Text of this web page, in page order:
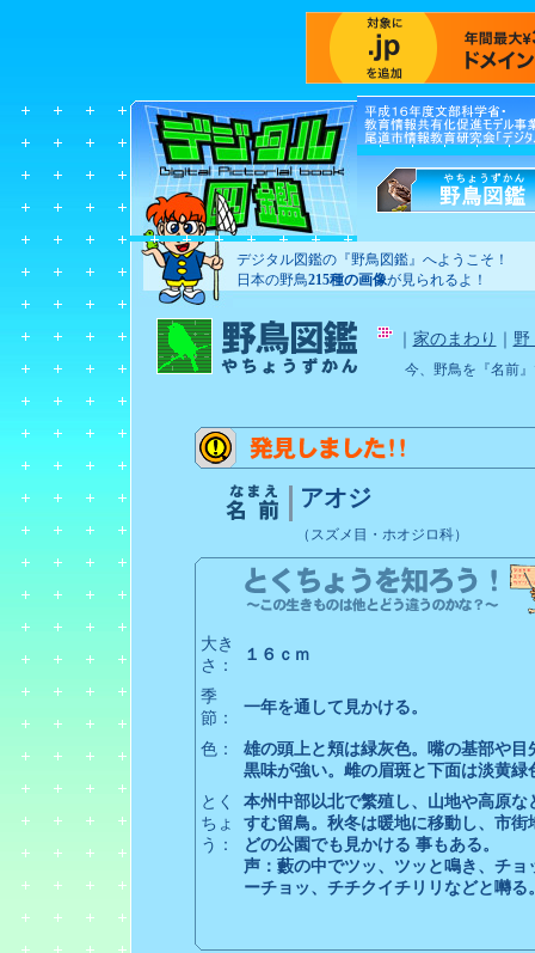
デジタル図鑑の『野鳥図鑑』へようこそ！
日本の野鳥215種の画像が見られるよ！
家のまわり
今、野鳥を『名前
アオジ
（スズメ目・ホオジロ科）
大き
さ：
１６ｃｍ
季
節：
一年を通して見かける。
色：
雄の頭上と頬は緑灰色。嘴の基部や目
黒味が強い。雌の眉斑と下面は淡黄緑
とく
ちょ
う：
本州中部以北で繁殖し、山地や高原な
すむ留鳥。秋冬は暖地に移動し、市街
どの公園でも見かける 事もある。
声：藪の中でツッ、ツッと鳴き、チョ
ーチョッ、チチクイチリリなどと囀る